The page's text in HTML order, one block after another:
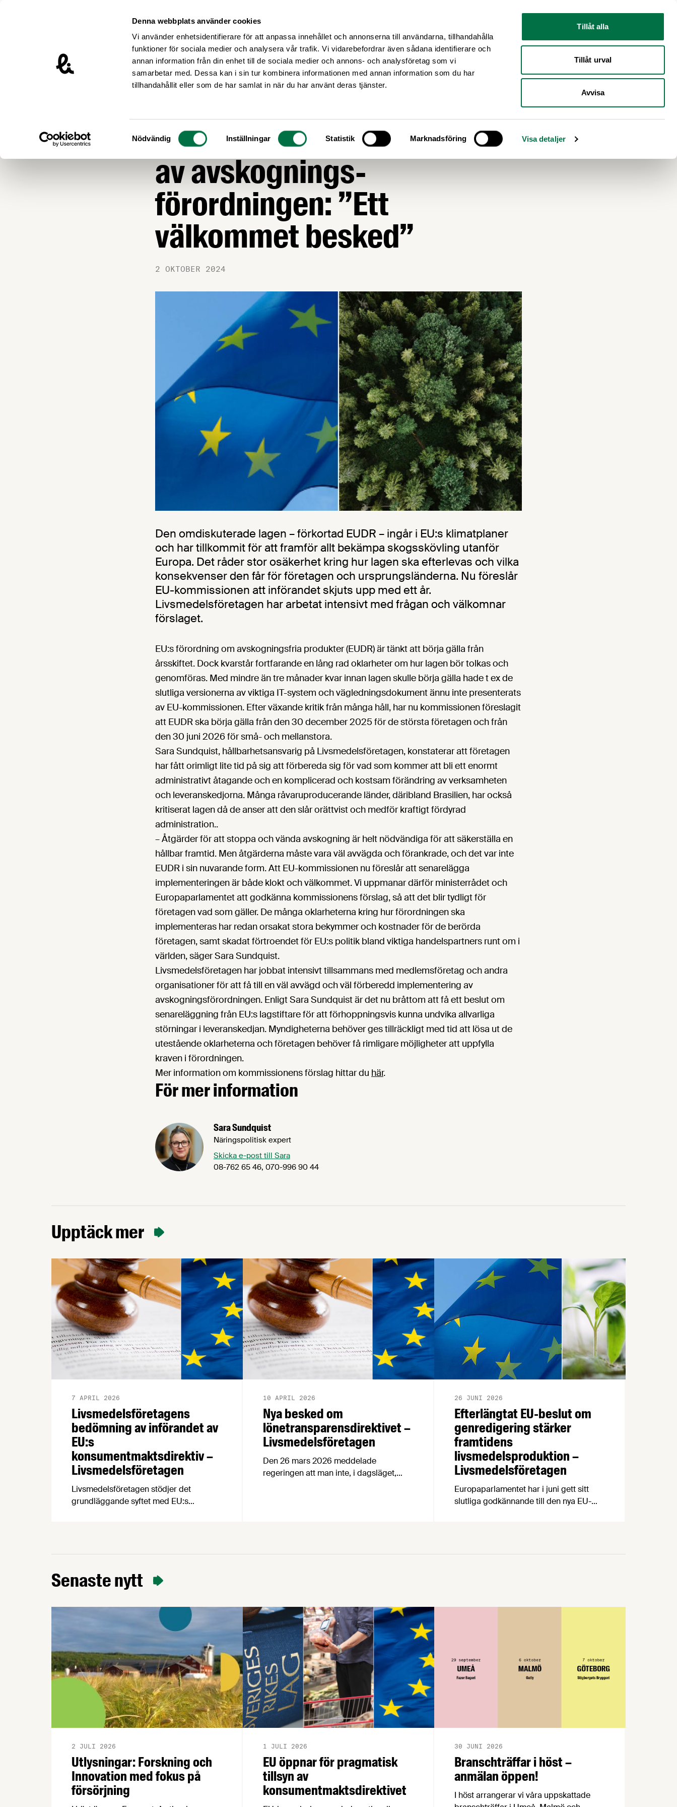
Denna webbplats använder cookies
Vi använder enhetsidentifierare för att anpassa innehållet och annonserna till användarna, tillhandahålla
funktioner för sociala medier och analysera vår trafik. Vi vidarebefordrar även sådana identifierare och
annan information från din enhet till de sociala medier och annons- och analysföretag som vi
samarbetar med. Dessa kan i sin tur kombinera informationen med annan information som du har
tillhandahållit eller som de har samlat in när du har använt deras tjänster.
Samtyckesval
Nödvändig Inställningar Statistik Marknadsföring Visa detaljer
Tillåt alla
Tillåt urval
Avvisa
Livsmedelsföretagen – till startsidan
Nyheter
EU föreslår senareläggning
av avskognings-
förordningen: ”Ett
välkommet besked”
2 OKTOBER 2024
Den omdiskuterade lagen – förkortad EUDR – ingår i EU:s klimatplaner
och har tillkommit för att framför allt bekämpa skogsskövling utanför
Europa. Det råder stor osäkerhet kring hur lagen ska efterlevas och vilka
konsekvenser den får för företagen och ursprungsländerna. Nu föreslår
EU-kommissionen att införandet skjuts upp med ett år.
Livsmedelsföretagen har arbetat intensivt med frågan och välkomnar
förslaget.
EU:s förordning om avskogningsfria produkter (EUDR) är tänkt att börja gälla från
årsskiftet. Dock kvarstår fortfarande en lång rad oklarheter om hur lagen bör tolkas och
genomföras. Med mindre än tre månader kvar innan lagen skulle börja gälla hade t ex de
slutliga versionerna av viktiga IT-system och vägledningsdokument ännu inte presenterats
av EU-kommissionen. Efter växande kritik från många håll, har nu kommissionen föreslagit
att EUDR ska börja gälla från den 30 december 2025 för de största företagen och från
den 30 juni 2026 för små- och mellanstora.
Sara Sundquist, hållbarhetsansvarig på Livsmedelsföretagen, konstaterar att företagen
har fått orimligt lite tid på sig att förbereda sig för vad som kommer att bli ett enormt
administrativt åtagande och en komplicerad och kostsam förändring av verksamheten
och leveranskedjorna. Många råvaruproducerande länder, däribland Brasilien, har också
kritiserat lagen då de anser att den slår orättvist och medför kraftigt fördyrad
administration..
– Åtgärder för att stoppa och vända avskogning är helt nödvändiga för att säkerställa en
hållbar framtid. Men åtgärderna måste vara väl avvägda och förankrade, och det var inte
EUDR i sin nuvarande form. Att EU-kommissionen nu föreslår att senarelägga
implementeringen är både klokt och välkommet. Vi uppmanar därför ministerrådet och
Europaparlamentet att godkänna kommissionens förslag, så att det blir tydligt för
företagen vad som gäller. De många oklarheterna kring hur förordningen ska
implementeras har redan orsakat stora bekymmer och kostnader för de berörda
företagen, samt skadat förtroendet för EU:s politik bland viktiga handelspartners runt om i
världen, säger Sara Sundquist.
Livsmedelsföretagen har jobbat intensivt tillsammans med medlemsföretag och andra
organisationer för att få till en väl avvägd och väl förberedd implementering av
avskogningsförordningen. Enligt Sara Sundquist är det nu bråttom att få ett beslut om
senareläggning från EU:s lagstiftare för att förhoppningsvis kunna undvika allvarliga
störningar i leveranskedjan. Myndigheterna behöver ges tillräckligt med tid att lösa ut de
utestående oklarheterna och företagen behöver få rimligare möjligheter att uppfylla
kraven i förordningen.
Mer information om kommissionens förslag hittar du här.
För mer information
Sara Sundquist
Näringspolitisk expert
Skicka e-post till Sara
08-762 65 46, 070-996 90 44
Upptäck mer
Livsmedelsföretagens
bedömning av införandet av
EU:s
konsumentmaktsdirektiv –
Livsmedelsföretagen
7 APRIL 2026
Livsmedelsföretagen stödjer det
grundläggande syftet med EU:s
att klargöra vad som gäller kring
övergångsregler. Därför ger
bedömning till medlemsföretagen.
Nya besked om
lönetransparensdirektivet –
Livsmedelsföretagen
10 APRIL 2026
Den 26 mars 2026 meddelade
regeringen att man inte, i dagsläget,
direktivet. För dig som arbetsgivare
Efterlängtat EU-beslut om
genredigering stärker
framtidens
livsmedelsproduktion –
Livsmedelsföretagen
26 JUNI 2026
Europaparlamentet har i juni gett sitt
slutliga godkännande till den nya EU-
Senaste nytt
Utlysningar: Forskning och
Innovation med fokus på
försörjning
2 JULI 2026
EU öppnar för pragmatisk
tillsyn av
konsumentmaktsdirektivet
1 JULI 2026
Branschträffar i höst –
anmälan öppen!
30 JUNI 2026
I höst arrangerar vi våra uppskattade